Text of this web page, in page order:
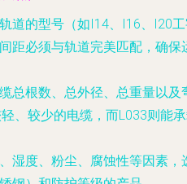
道的型号（如I14、I16、I20
距必须与轨道完美匹配，确保
总根数、总外径、总重量以及
、较少的电缆，而L033则能
湿度、粉尘、腐蚀性等因素，